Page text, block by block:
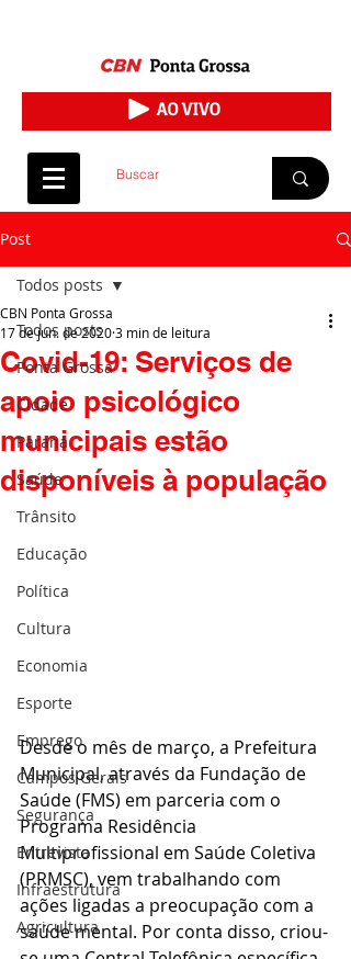
Post
Todos posts
Ponta Grossa
Cidade
Paraná
Saúde
Trânsito
Educação
Política
Cultura
Economia
Esporte
Emprego
Campos Gerais
Segurança
Entrevista
Infraestrutura
Agricultura
Todos posts
Covid-19: Serviços de
apoio psicológico
municipais estão
disponíveis à população
CBN Ponta Grossa
17 de jun. de 20203 min de leitura
Desde o mês de março, a Prefeitura
Municipal, através da Fundação de
Saúde (FMS) em parceria com o
Programa Residência
Multiprofissional em Saúde Coletiva
(PRMSC), vem trabalhando com
ações ligadas a preocupação com a
saúde mental. Por conta disso, criou-